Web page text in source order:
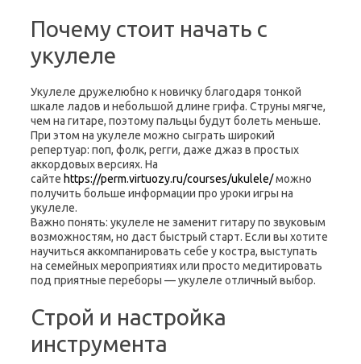
Почему стоит начать с
укулеле
Укулеле дружелюбно к новичку благодаря тонкой
шкале ладов и небольшой длине грифа. Струны мягче,
чем на гитаре, поэтому пальцы будут болеть меньше.
При этом на укулеле можно сыграть широкий
репертуар: поп, фолк, регги, даже джаз в простых
аккордовых версиях. На
сайте https://perm.virtuozy.ru/courses/ukulele/можно
получить больше информации про уроки игры на
укулеле.
Важно понять: укулеле не заменит гитару по звуковым
возможностям, но даст быстрый старт. Если вы хотите
научиться аккомпанировать себе у костра, выступать
на семейных мероприятиях или просто медитировать
под приятные переборы — укулеле отличный выбор.
Строй и настройка
инструмента